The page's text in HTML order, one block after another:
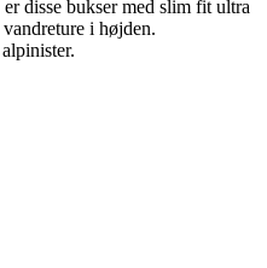
disse bukser med slim fit ultra
i højden.